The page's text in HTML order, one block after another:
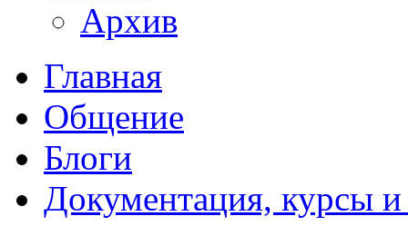
Архив
Главная
Общение
Блоги
Документация, курсы и